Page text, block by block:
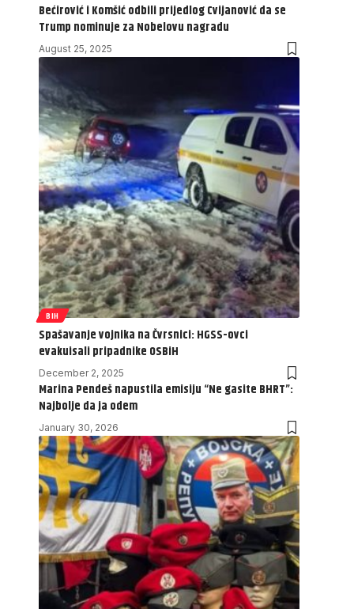
Bećirović i Komšić odbili prijedlog Cvijanović da se
Trump nominuje za Nobelovu nagradu
August 25, 2025
BIH
Spašavanje vojnika na Čvrsnici: HGSS-ovci
evakuisali pripadnike OSBiH
December 2, 2025
Marina Pendeš napustila emisiju “Ne gasite BHRT”:
Najbolje da ja odem
January 30, 2026